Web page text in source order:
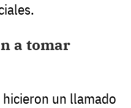
a tomar
un llamado